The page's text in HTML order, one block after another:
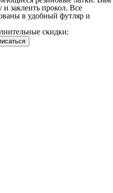
и заклеить прокол. Все
в удобный футляр и
скидки: